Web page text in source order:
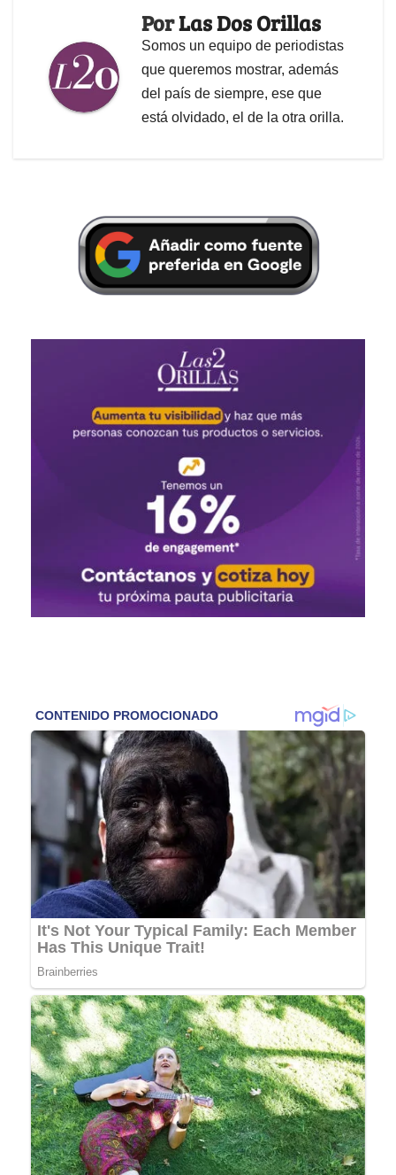
PorLas Dos Orillas
Somos un equipo de periodistas
que queremos mostrar, además
del país de siempre, ese que
está olvidado, el de la otra orilla.